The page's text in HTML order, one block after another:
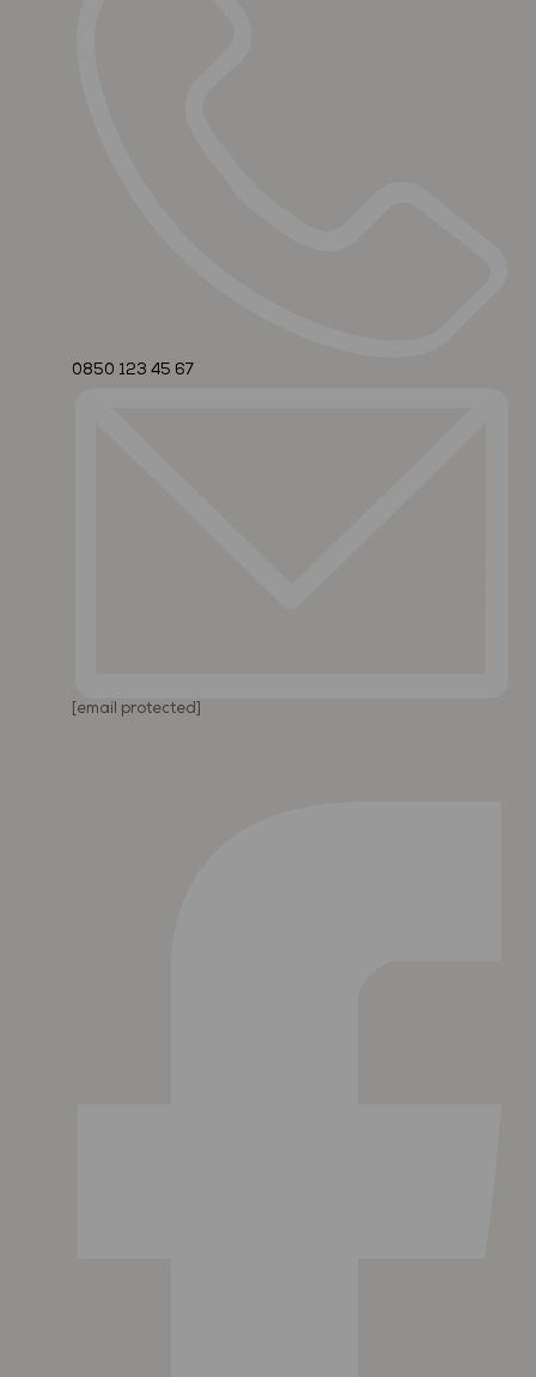
0850 123 45 67
[email protected]